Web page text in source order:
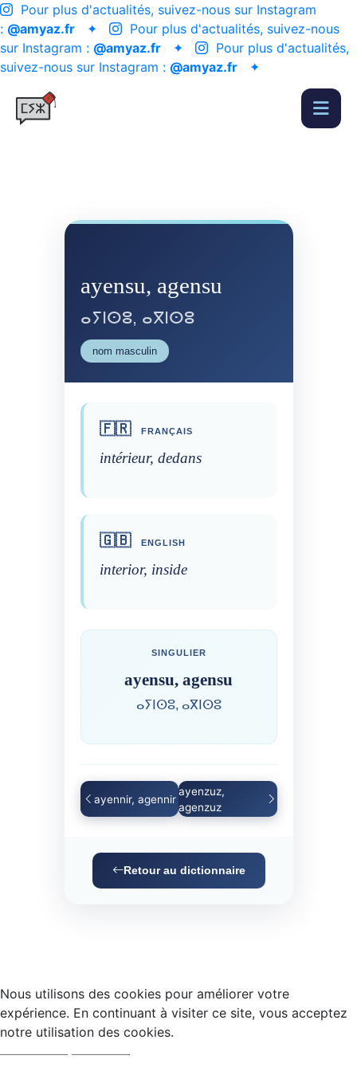
Pour plus d'actualités, suivez-nous sur Instagram
: @amyaz.fr ✦
Pour plus d'actualités, suivez-nous
sur Instagram : @amyaz.fr ✦
Pour plus d'actualités,
suivez-nous sur Instagram : @amyaz.fr ✦
ayensu, agensu
ⴰⵢⵏⵙⵓ, ⴰⴳⵏⵙⵓ
nom masculin
🇫🇷 FRANÇAIS
intérieur, dedans
🇬🇧 ENGLISH
interior, inside
SINGULIER
ayensu, agensu
ⴰⵢⵏⵙⵓ, ⴰⴳⵏⵙⵓ
ayennir, agennir
ayenzuz,
agenzuz
Retour au dictionnaire
Nous utilisons des cookies pour améliorer votre
expérience. En continuant à visiter ce site, vous acceptez
notre utilisation des cookies.